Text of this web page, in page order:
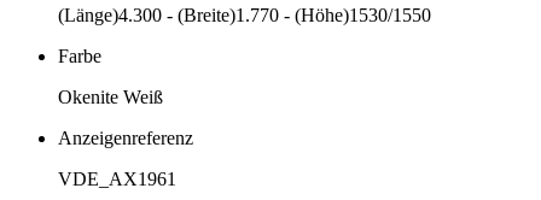
(Länge)4.300 - (Breite)1.770 - (Höhe)1530/1550
Farbe
Okenite Weiß
Anzeigenreferenz
VDE_AX1961